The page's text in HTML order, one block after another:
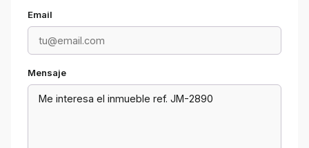
Email
Mensaje